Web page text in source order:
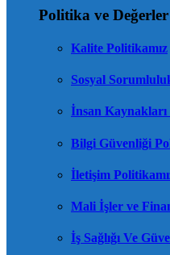
Politika ve Değerler
Kalite Politikamız
Sosyal
İnsan Kaynakları
Bilgi Güvenliği
İletişim
Mali İşler ve
İş Sağlığı Ve